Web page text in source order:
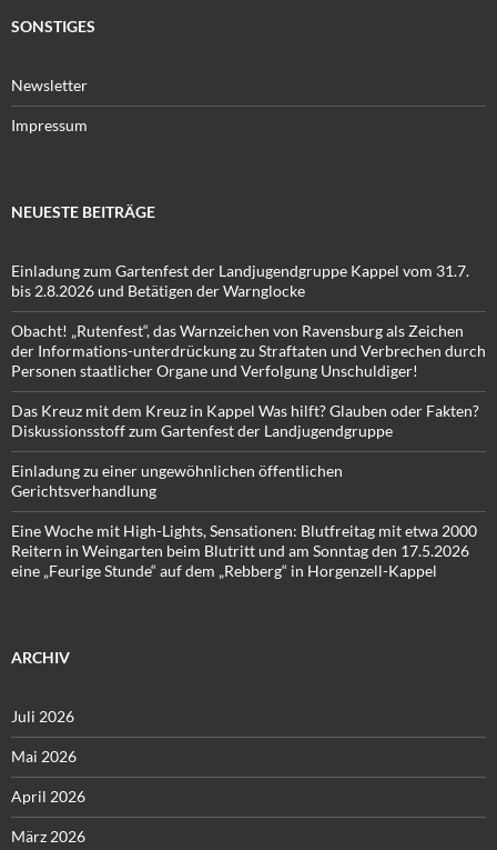
SONSTIGES
Newsletter
Impressum
NEUESTE BEITRÄGE
Einladung zum Gartenfest der Landjugendgruppe Kappel vom 31.7.
bis 2.8.2026 und Betätigen der Warnglocke
Obacht! „Rutenfest“, das Warnzeichen von Ravensburg als Zeichen
der Informations-unterdrückung zu Straftaten und Verbrechen durch
Personen staatlicher Organe und Verfolgung Unschuldiger!
Das Kreuz mit dem Kreuz in Kappel Was hilft? Glauben oder Fakten?
Diskussionsstoff zum Gartenfest der Landjugendgruppe
Einladung zu einer ungewöhnlichen öffentlichen
Gerichtsverhandlung
Eine Woche mit High-Lights, Sensationen: Blutfreitag mit etwa 2000
Reitern in Weingarten beim Blutritt und am Sonntag den 17.5.2026
eine „Feurige Stunde“ auf dem „Rebberg“ in Horgenzell-Kappel
ARCHIV
Juli 2026
Mai 2026
April 2026
März 2026